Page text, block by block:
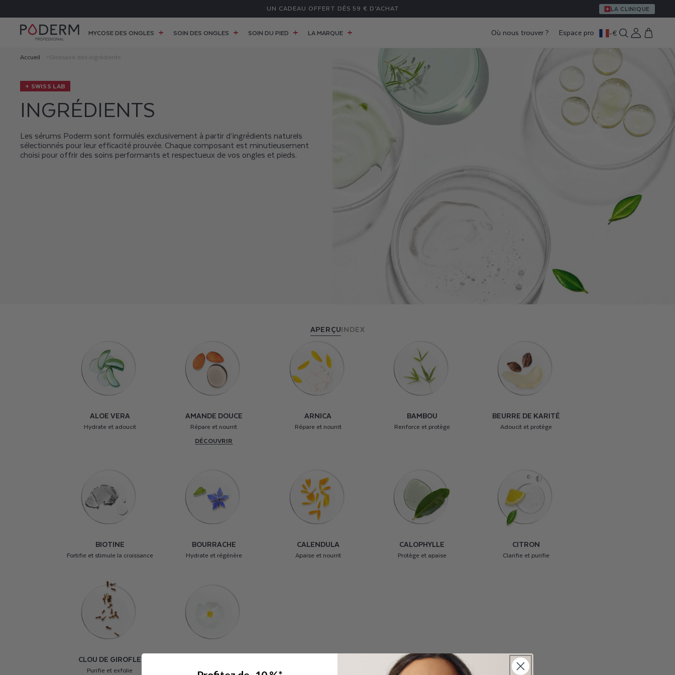
AU
CONTENU
UN CADEAU OFFERT DÈS 59 € D’ACHAT LA CLINIQUE
MYCOSE DES ONGLES SOIN DES ONGLES SOIN DU PIED LA MARQUE Où nous trouver ? Espace pro -€ Connexion
Panier
Accueil Glossaire des ingrédients
+ SWISS LAB
INGRÉDIENTS
Les sérums Poderm sont formulés exclusivement à partir d’ingrédients naturels
sélectionnés pour leur efficacité prouvée. Chaque composant est minutieusement
choisi pour offrir des soins performants et respectueux de vos ongles et pieds.
APERÇUINDEX
ALOE VERA
Hydrate et adoucit
AMANDE DOUCE
Répare et nourrit
DÉCOUVRIR
ARNICA
Répare et nourrit
BAMBOU
Renforce et protège
BEURRE DE KARITÉ
Adoucit et protège
BIOTINE
Fortifie et stimule la croissance
BOURRACHE
Hydrate et régénère
CALENDULA
Apaise et nourrit
CALOPHYLLE
Protège et apaise
CITRON
Clarifie et purifie
CLOU DE GIROFLE
Purifie et exfolie